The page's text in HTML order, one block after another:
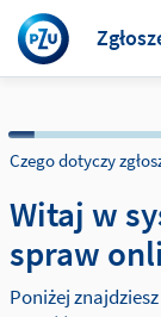
Czego dotyczy
Witaj w
spraw
Poniżej